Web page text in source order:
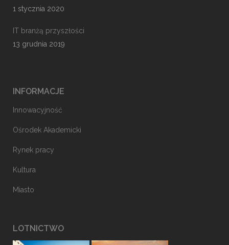
1 stycznia 2020
IT branżą przyszłości
13 grudnia 2019
INFORMACJE
Innowacyjność
Ośrodek Akademicki
Rynek pracy
Kultura
Miasto
LOTNICTWO